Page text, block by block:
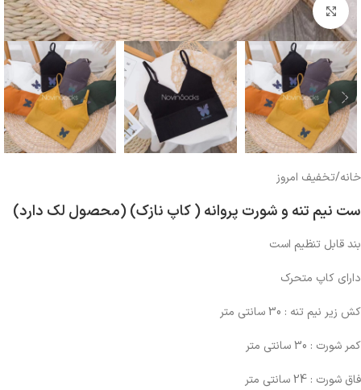
بزرگنمایی تصویر
خانه/تخفیف امروز
ست نیم تنه و شورت پروانه ( کاپ نازک) (محصول لک دارد)
بند قابل تنظیم است
دارای کاپ متحرک
کش زیر نیم تنه : 30 سانتی متر
کمر شورت : 30 سانتی متر
فاق شورت : 24 سانتی متر